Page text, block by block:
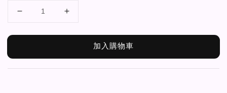
加入購物車